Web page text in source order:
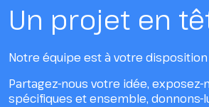
Un projet en
Notre équipe est à votre
Partagez-nous votre idée, exposez-
spécifiques et ensemble, donnons-